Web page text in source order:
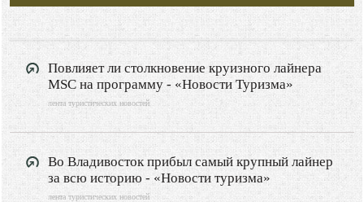
Повлияет ли столкновение круизного лайнера
MSC на программу - «Новости Туризма»
лента туристических новостей
Во Владивосток прибыл самый крупный лайнер
за всю историю - «Новости туризма»
лента туристических новостей